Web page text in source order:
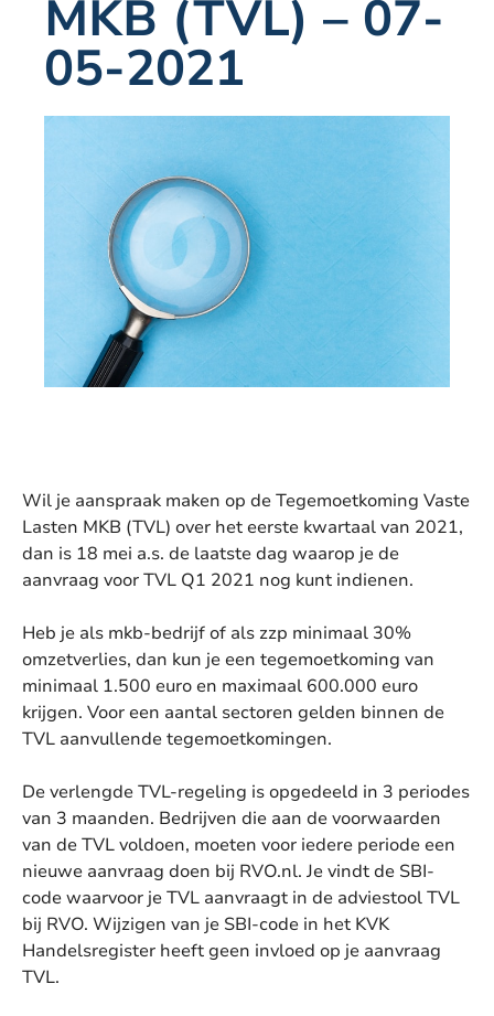
MKB (TVL) – 07-
05-2021
Wil je aanspraak maken op de Tegemoetkoming Vaste
Lasten MKB (TVL) over het eerste kwartaal van 2021,
dan is 18 mei a.s. de laatste dag waarop je de
aanvraag voor TVL Q1 2021 nog kunt indienen.
Heb je als mkb-bedrijf of als zzp minimaal 30%
omzetverlies, dan kun je een tegemoetkoming van
minimaal 1.500 euro en maximaal 600.000 euro
krijgen. Voor een aantal sectoren gelden binnen de
TVL aanvullende tegemoetkomingen.
De verlengde TVL-regeling is opgedeeld in 3 periodes
van 3 maanden. Bedrijven die aan de voorwaarden
van de TVL voldoen, moeten voor iedere periode een
nieuwe aanvraag doen bij RVO.nl. Je vindt de SBI-
code waarvoor je TVL aanvraagt in de adviestool TVL
bij RVO. Wijzigen van je SBI-code in het KVK
Handelsregister heeft geen invloed op je aanvraag
TVL.